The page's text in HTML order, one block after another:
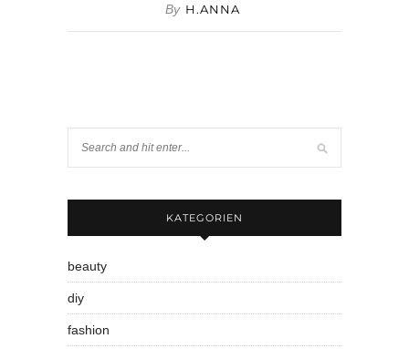
By H.ANNA
KATEGORIEN
beauty
diy
fashion